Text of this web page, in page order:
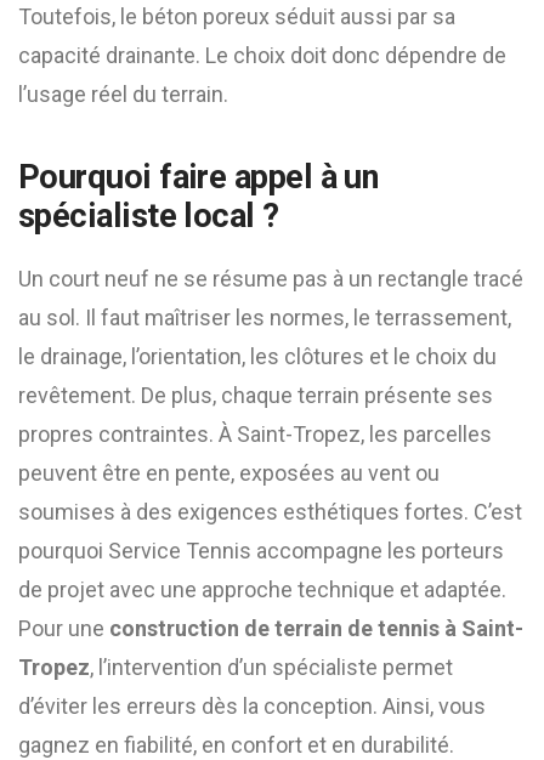
Toutefois, le béton poreux séduit aussi par sa
capacité drainante. Le choix doit donc dépendre de
l’usage réel du terrain.
Pourquoi faire appel à un
spécialiste local ?
Un court neuf ne se résume pas à un rectangle tracé
au sol. Il faut maîtriser les normes, le terrassement,
le drainage, l’orientation, les clôtures et le choix du
revêtement. De plus, chaque terrain présente ses
propres contraintes. À Saint-Tropez, les parcelles
peuvent être en pente, exposées au vent ou
soumises à des exigences esthétiques fortes. C’est
pourquoi Service Tennis accompagne les porteurs
de projet avec une approche technique et adaptée.
Pour une construction de terrain de tennis à Saint-
Tropez, l’intervention d’un spécialiste permet
d’éviter les erreurs dès la conception. Ainsi, vous
gagnez en fiabilité, en confort et en durabilité.